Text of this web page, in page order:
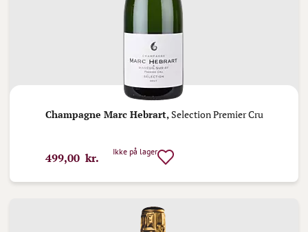
Champagne Marc Hebrart,Selection Premier Cru
499,00 kr. Ikke på lager